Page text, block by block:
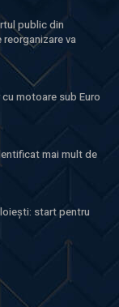
public din
reorganizare va
motoare sub Euro
mai mult de
start pentru